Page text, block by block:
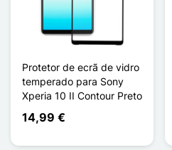
Protetor de ecrã de vidro
temperado para Sony
Xperia 10 II Contour Preto
14,99 €